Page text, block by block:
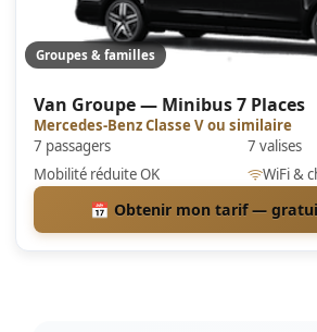
Groupes & familles
Van Groupe — Minibus 7 Places
Mercedes-Benz Classe V ou similaire
7 passagers
7 valises
Mobilité réduite OK
WiFi &
📅 Obtenir mon tarif —